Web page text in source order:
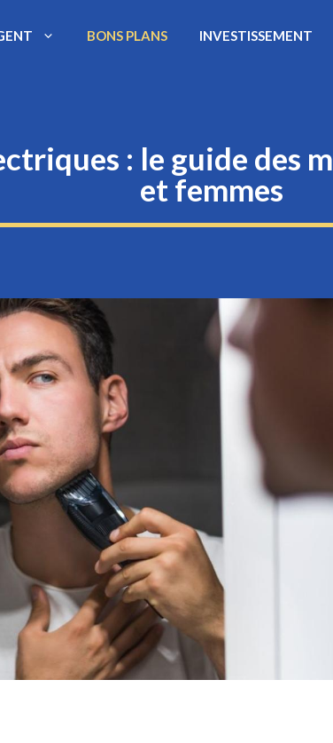
BONS PLANS INVESTISSEMENT
: le guide des
et femmes